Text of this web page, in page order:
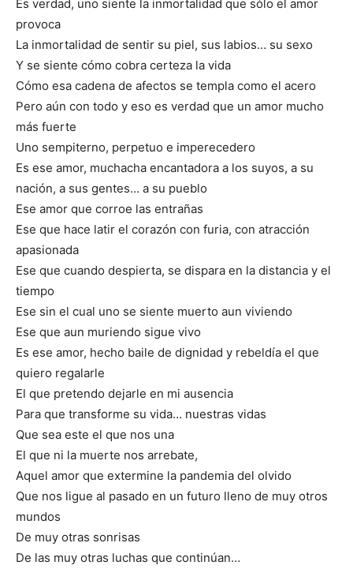
Es verdad, uno siente la inmortalidad que sólo el amor
provoca
La inmortalidad de sentir su piel, sus labios… su sexo
Y se siente cómo cobra certeza la vida
Cómo esa cadena de afectos se templa como el acero
Pero aún con todo y eso es verdad que un amor mucho
más fuerte
Uno sempiterno, perpetuo e imperecedero
Es ese amor, muchacha encantadora a los suyos, a su
nación, a sus gentes… a su pueblo
Ese amor que corroe las entrañas
Ese que hace latir el corazón con furia, con atracción
apasionada
Ese que cuando despierta, se dispara en la distancia y el
tiempo
Ese sin el cual uno se siente muerto aun viviendo
Ese que aun muriendo sigue vivo
Es ese amor, hecho baile de dignidad y rebeldía el que
quiero regalarle
El que pretendo dejarle en mi ausencia
Para que transforme su vida… nuestras vidas
Que sea este el que nos una
El que ni la muerte nos arrebate,
Aquel amor que extermine la pandemia del olvido
Que nos ligue al pasado en un futuro lleno de muy otros
mundos
De muy otras sonrisas
De las muy otras luchas que continúan…